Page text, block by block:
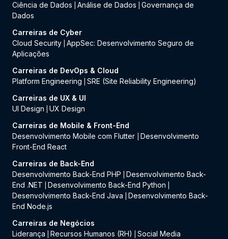
Ciência de Dados
Análise de Dados
Governança de
Dados
Carreiras de Cyber
Cloud Security AppSec: Desenvolvimento Seguro de
Aplicações
Carreiras de DevOps & Cloud
Platform Engineering
SRE (Site Reliability Engineering)
Carreiras de UX & UI
UI Design
UX Design
Carreiras de Mobile & Front-End
Desenvolvimento Mobile com Flutter
Desenvolvimento
Front-End React
Carreiras de Back-End
Desenvolvimento Back-End PHP
Desenvolvimento Back-
End .NET
Desenvolvimento Back-End Python
Desenvolvimento Back-End Java
Desenvolvimento Back-
End Node.js
Carreiras de Negócios
Liderança
Recursos Humanos (RH)
Social Media